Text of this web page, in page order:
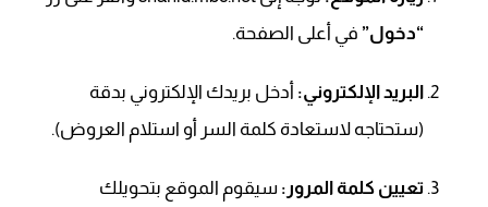
“دخول” في أعلى الصفحة.
البريد الإلكتروني: أدخل بريدك الإلكتروني بدقة
(ستحتاجه لاستعادة كلمة السر أو استلام العروض).
تعيين كلمة المرور: سيقوم الموقع بتحويلك